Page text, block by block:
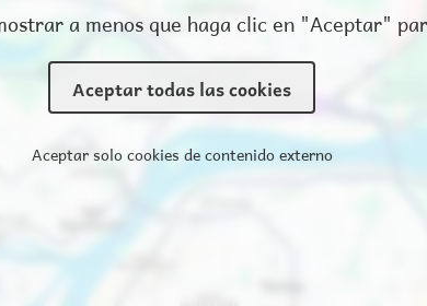
a menos que haga clic en "Aceptar"
Aceptar todas las cookies
Aceptar solo cookies de contenido externo